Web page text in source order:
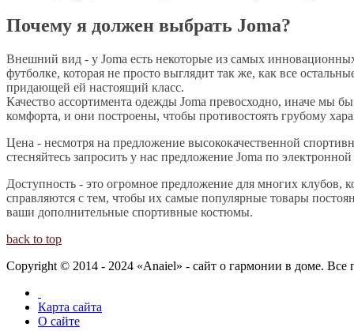
Почему я должен выбрать Joma?
Внешний вид - у Joma есть некоторые из самых
футболке, которая не просто выглядит так же, как все
придающей ей настоящий класс.
Качество ассортимента одежды Joma превосходно, иначе мы
комфорта, и они построены, чтобы противостоять грубому
Цена - несмотря на предложение высококачественной
стесняйтесь запросить у нас предложение Joma по
Доступность - это огромное предложение для многих клубов,
справляются с тем, чтобы их самые популярные товары
ваши дополнительные спортивные костюмы.
back to top
Copyright © 2014 - 2024 «Anaiel» - сайт о гармонии в доме.
Карта сайта
О сайте